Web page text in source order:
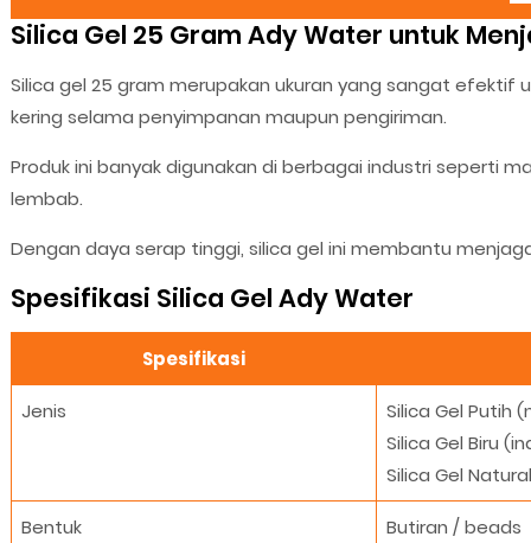
Silica Gel 25 Gram Ady Water untuk
Silica gel 25 gram merupakan ukuran yang sangat
kering selama penyimpanan maupun pengiriman.
Produk ini banyak digunakan di berbagai industri seperti
lembab.
Dengan daya serap tinggi, silica gel ini membantu
Spesifikasi Silica Gel Ady Water
Spesifikasi
Jenis
Silica Gel Putih
Silica Gel Biru
Silica Gel
Bentuk Butiran / beads